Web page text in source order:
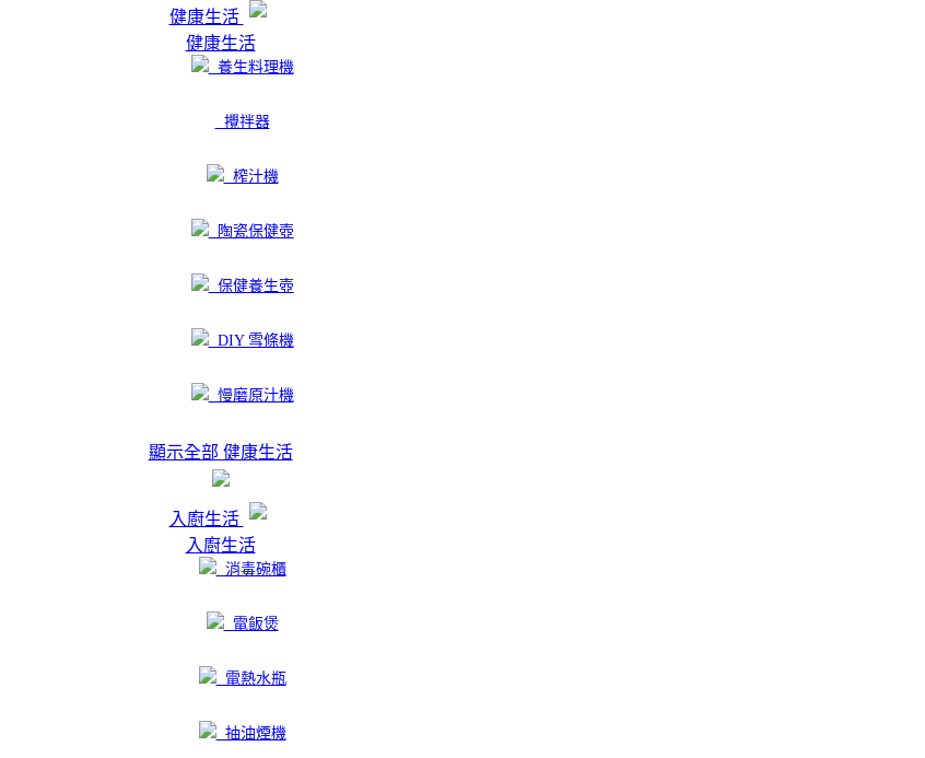
健康生活
健康生活
養生料理機
攪拌器
榨汁機
陶瓷保健壺
保健養生壺
DIY 雪條機
慢磨原汁機
顯示全部 健康生活
入廚生活
入廚生活
消毒碗櫃
電飯煲
電熱水瓶
抽油煙機